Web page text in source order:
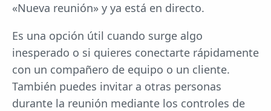
«Nueva reunión» y ya está en directo.
Es una opción útil cuando surge algo
inesperado o si quieres conectarte rápidamente
con un compañero de equipo o un cliente.
También puedes invitar a otras personas
durante la reunión mediante los controles de